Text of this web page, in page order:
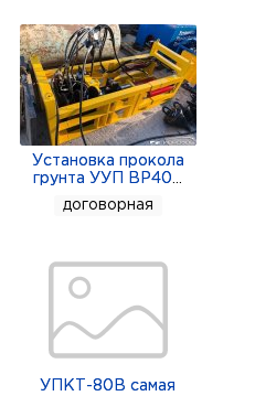
Установка прокола
грунта УУП ВР40
договорная
УПКТ-80В самая